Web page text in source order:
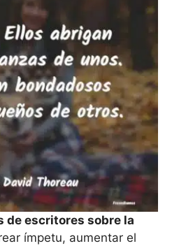
de escritores sobre la
ímpetu, aumentar el